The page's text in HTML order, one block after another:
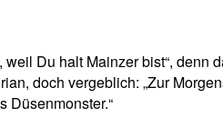
Du halt Mainzer bist“, denn
doch vergeblich: „Zur
Düsenmonster.“